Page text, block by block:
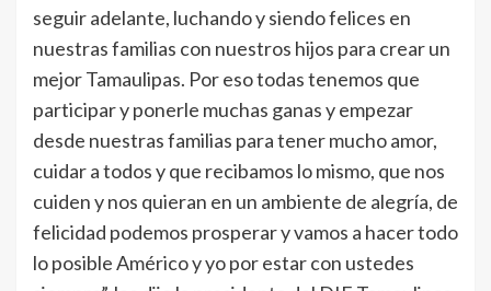
seguir adelante, luchando y siendo felices en
nuestras familias con nuestros hijos para crear un
mejor Tamaulipas. Por eso todas tenemos que
participar y ponerle muchas ganas y empezar
desde nuestras familias para tener mucho amor,
cuidar a todos y que recibamos lo mismo, que nos
cuiden y nos quieran en un ambiente de alegría, de
felicidad podemos prosperar y vamos a hacer todo
lo posible Américo y yo por estar con ustedes